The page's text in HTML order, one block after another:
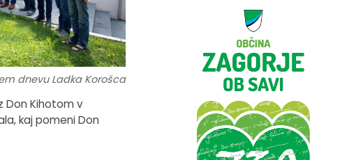
dnevu Ladka Korošca
Don Kihotom v
kaj pomeni Don